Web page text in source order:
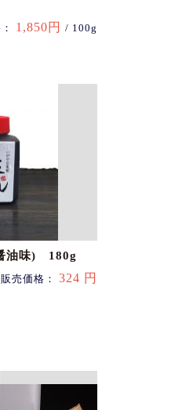
1,850円 / 100g
油味) 180g
販売価格： 324 円